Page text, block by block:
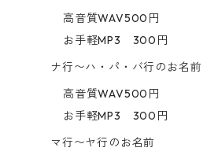
高音質WAV500円
お手軽MP3 300円
ナ行〜ハ・パ・バ行のお名前
高音質WAV500円
お手軽MP3 300円
マ行〜ヤ行のお名前